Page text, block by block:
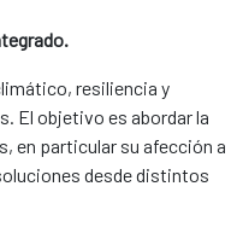
resiliencia y
El objetivo es abordar la
en particular su afección a
desde distintos